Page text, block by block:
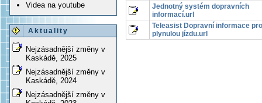
Videa na youtube
Aktuality
Nejzásadnější změny v
Kaskádě, 2025
Nejzásadnější změny v
Kaskádě, 2024
Nejzásadnější změny v
Jednotný systém dopravních
informací.url
Teleasist Dopravní informace pro
plynulou jízdu.url